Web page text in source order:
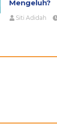
Mengeluh?
Siti Adidah